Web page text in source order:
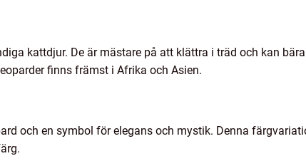
kattdjur. De är mästare på att klättra i träd och kan
finns främst i Afrika och Asien.
och en symbol för elegans och mystik. Denna